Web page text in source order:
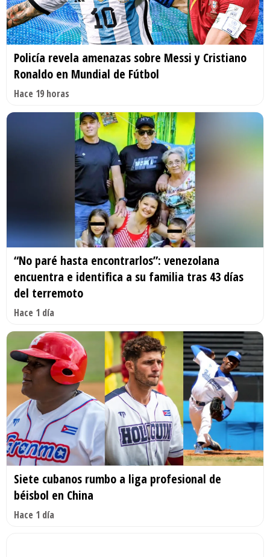
Policía revela amenazas sobre Messi y Cristiano
Ronaldo en Mundial de Fútbol
Hace 19 horas
“No paré hasta encontrarlos”: venezolana
encuentra e identifica a su familia tras 43 días
del terremoto
Hace 1 día
Siete cubanos rumbo a liga profesional de
béisbol en China
Hace 1 día